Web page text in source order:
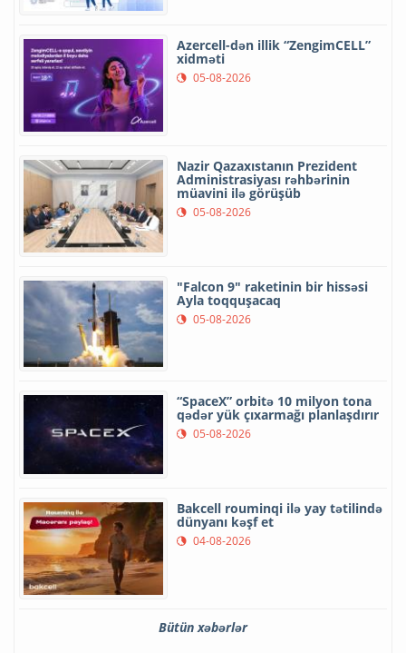
Azercell-dən illik “ZengimCELL”
xidməti
05-08-2026
Nazir Qazaxıstanın Prezident
Administrasiyası rəhbərinin
müavini ilə görüşüb
05-08-2026
"Falcon 9" raketinin bir hissəsi
Ayla toqquşacaq
05-08-2026
“SpaceX” orbitə 10 milyon tona
qədər yük çıxarmağı planlaşdırır
05-08-2026
Bakcell rouminqi ilə yay tətilində
dünyanı kəşf et
04-08-2026
Bütün xəbərlər